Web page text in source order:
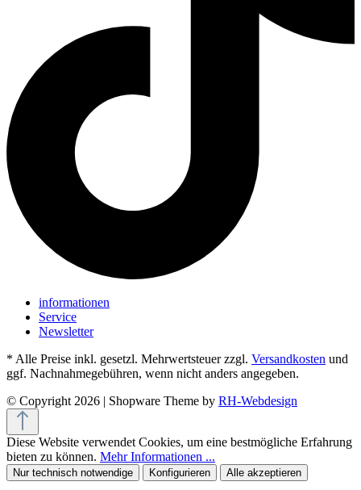
informationen
Service
Newsletter
* Alle Preise inkl. gesetzl. Mehrwertsteuer zzgl. Versandkosten und
ggf. Nachnahmegebühren, wenn nicht anders angegeben.
© Copyright 2026 | Shopware Theme by RH-Webdesign
Diese Website verwendet Cookies, um eine bestmögliche Erfahrung
bieten zu können. Mehr Informationen ...
Nur technisch notwendige Konfigurieren Alle akzeptieren